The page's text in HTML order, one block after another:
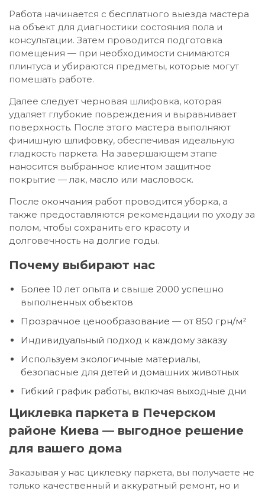
Работа начинается с бесплатного выезда мастера
на объект для диагностики состояния пола и
консультации. Затем проводится подготовка
помещения — при необходимости снимаются
плинтуса и убираются предметы, которые могут
помешать работе.
Далее следует черновая шлифовка, которая
удаляет глубокие повреждения и выравнивает
поверхность. После этого мастера выполняют
финишную шлифовку, обеспечивая идеальную
гладкость паркета. На завершающем этапе
наносится выбранное клиентом защитное
покрытие — лак, масло или масловоск.
После окончания работ проводится уборка, а
также предоставляются рекомендации по уходу за
полом, чтобы сохранить его красоту и
долговечность на долгие годы.
Почему выбирают нас
Более 10 лет опыта и свыше 2000 успешно
выполненных объектов
Прозрачное ценообразование — от 850 грн/м²
Индивидуальный подход к каждому заказу
Используем экологичные материалы,
безопасные для детей и домашних животных
Гибкий график работы, включая выходные дни
Циклевка паркета в Печерском
районе Киева — выгодное решение
для вашего дома
Заказывая у нас циклевку паркета, вы получаете не
только качественный и аккуратный ремонт, но и